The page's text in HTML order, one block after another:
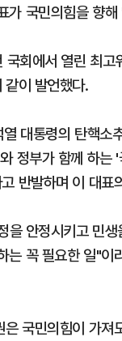
가 국민의힘을 향
회에서 열린 최
이 발언했다.
대통령의 탄핵
정부가 함께 하
반발하며 이 대표
을 안정시키고 민
는 꼭 필요한 일"이
국민의힘이 가